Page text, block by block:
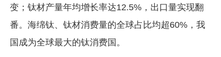
变；钛材产量年均增长率达12.5%，出口量实现翻
番。海绵钛、钛材消费量的全球占比均超60%，我
国成为全球最大的钛消费国。